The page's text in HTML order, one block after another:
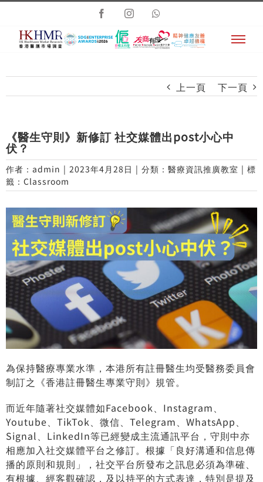
Skip
content
FacebookInstagram
上一頁 下一頁
《醫生守則》新修訂 社交媒體出post小心中
伏？
作者： admin | 2023年4月28日 | 分類： 醫療資訊推廣教室 | 標
籤： Classroom
為保持醫療專業水準，本港所有註冊醫生均受醫務委員會
制訂之《香港註冊醫生專業守則》規管。
而近年隨著社交媒體如Facebook、Instagram、
Youtube、TikTok、微信、Telegram、WhatsApp、
Signal、LinkedIn等已經變成主流通訊平台，守則中亦
相應加入社交媒體平台之修訂。根據「良好溝通和信息傳
播的原則和規則」，社交平台所發布之訊息必須為準確、
有根據、經客觀確認，及以持平的方式表達，特別是提及